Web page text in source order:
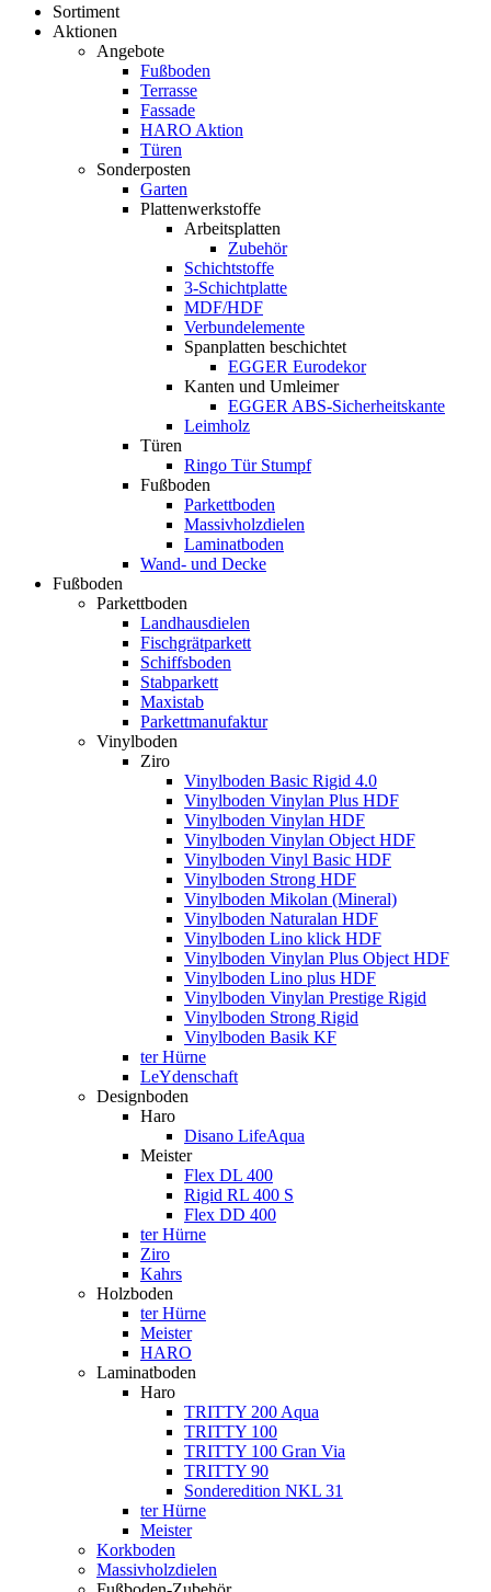
Sortiment
Aktionen
Angebote
Fußboden
Terrasse
Fassade
HARO Aktion
Türen
Sonderposten
Garten
Plattenwerkstoffe
Arbeitsplatten
Zubehör
Schichtstoffe
3-Schichtplatte
MDF/HDF
Verbundelemente
Spanplatten beschichtet
EGGER Eurodekor
Kanten und Umleimer
EGGER ABS-Sicherheitskante
Leimholz
Türen
Ringo Tür Stumpf
Fußboden
Parkettboden
Massivholzdielen
Laminatboden
Wand- und Decke
Fußboden
Parkettboden
Landhausdielen
Fischgrätparkett
Schiffsboden
Stabparkett
Maxistab
Parkettmanufaktur
Vinylboden
Ziro
Vinylboden Basic Rigid 4.0
Vinylboden Vinylan Plus HDF
Vinylboden Vinylan HDF
Vinylboden Vinylan Object HDF
Vinylboden Vinyl Basic HDF
Vinylboden Strong HDF
Vinylboden Mikolan (Mineral)
Vinylboden Naturalan HDF
Vinylboden Lino klick HDF
Vinylboden Vinylan Plus Object HDF
Vinylboden Lino plus HDF
Vinylboden Vinylan Prestige Rigid
Vinylboden Strong Rigid
Vinylboden Basik KF
ter Hürne
LeYdenschaft
Designboden
Haro
Disano LifeAqua
Meister
Flex DL 400
Rigid RL 400 S
Flex DD 400
ter Hürne
Ziro
Kahrs
Holzboden
ter Hürne
Meister
HARO
Laminatboden
Haro
TRITTY 200 Aqua
TRITTY 100
TRITTY 100 Gran Via
TRITTY 90
Sonderedition NKL 31
ter Hürne
Meister
Korkboden
Massivholzdielen